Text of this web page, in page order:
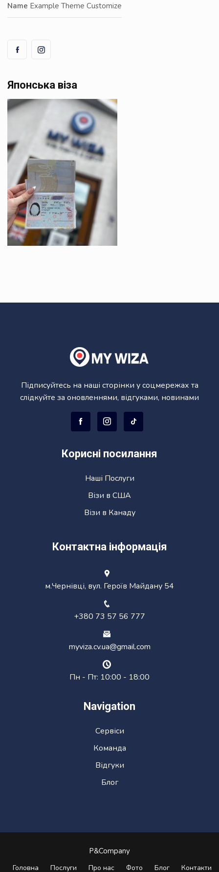
Name Example Theme Customize
Японська віза
Підписуйтесь на наші сторінки у соцмережах та
слідкуйте за оновленнями, відгуками, новинами
Корисні посилання
Наші Послуги
Візи в США
Візи в Канаду
Контактна інформація
м.Чернівці, вул. Героїв Майдану 54
+380 73 57 56 777
myviza.cv.ua@gmail.com
Пн - Пт: 10:00 - 18:00
Navigation
Сервіси
Команда
Відгуки
Блог
P&Company
Головна Послуги Про нас Фото Блог Контакти